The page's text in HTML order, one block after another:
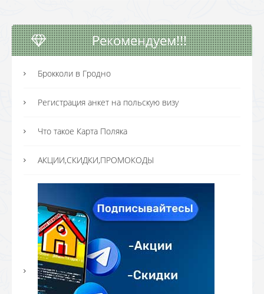
Рекомендуем!!!
Брокколи в Гродно
Регистрация анкет на польскую визу
Что такое Карта Поляка
АКЦИИ,СКИДКИ,ПРОМОКОДЫ